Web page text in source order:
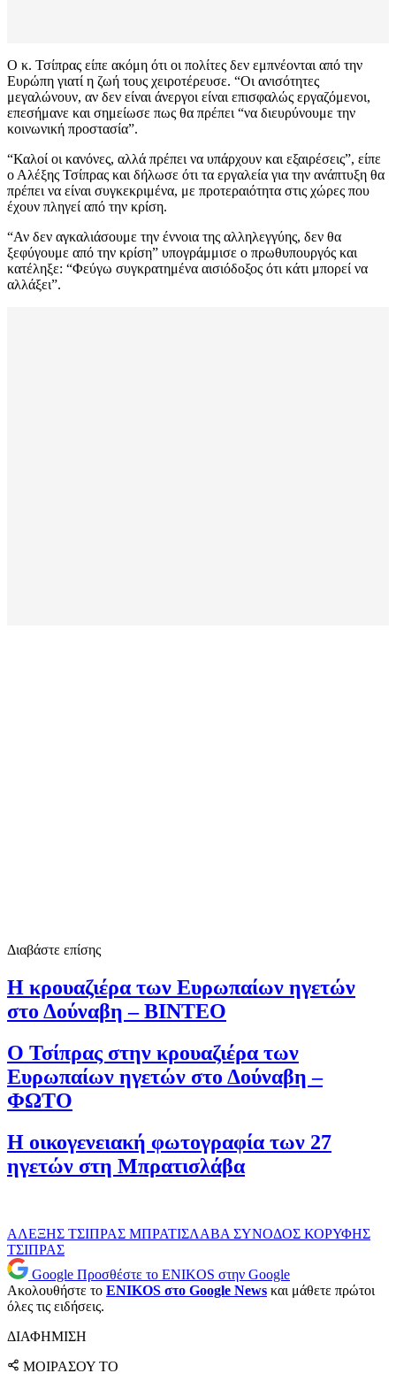
Ο κ. Τσίπρας είπε ακόμη ότι οι πολίτες δεν εμπνέονται από την
Ευρώπη γιατί η ζωή τους χειροτέρευσε. “Οι ανισότητες
μεγαλώνουν, αν δεν είναι άνεργοι είναι επισφαλώς εργαζόμενοι,
επεσήμανε και σημείωσε πως θα πρέπει “να διευρύνουμε την
κοινωνική προστασία”.
“Καλοί οι κανόνες, αλλά πρέπει να υπάρχουν και εξαιρέσεις”, είπε
ο Αλέξης Τσίπρας και δήλωσε ότι τα εργαλεία για την ανάπτυξη θα
πρέπει να είναι συγκεκριμένα, με προτεραιότητα στις χώρες που
έχουν πληγεί από την κρίση.
“Αν δεν αγκαλιάσουμε την έννοια της αλληλεγγύης, δεν θα
ξεφύγουμε από την κρίση” υπογράμμισε ο πρωθυπουργός και
κατέληξε: “Φεύγω συγκρατημένα αισιόδοξος ότι κάτι μπορεί να
αλλάξει”.
Διαβάστε επίσης
Η κρουαζιέρα των Ευρωπαίων ηγετών
στο Δούναβη – ΒΙΝΤΕΟ
Ο Τσίπρας στην κρουαζιέρα των
Ευρωπαίων ηγετών στο Δούναβη –
ΦΩΤΟ
Η οικογενειακή φωτογραφία των 27
ηγετών στη Μπρατισλάβα
ΑΛΕΞΗΣ ΤΣΙΠΡΑΣ ΜΠΡΑΤΙΣΛΑΒΑ ΣΥΝΟΔΟΣ ΚΟΡΥΦΗΣ
ΤΣΙΠΡΑΣ
Google Προσθέστε το ENIKOS στην Google
Ακολουθήστε το ENIKOS στο Google News και μάθετε πρώτοι
όλες τις ειδήσεις.
ΔΙΑΦΗΜΙΣΗ
ΜΟΙΡΑΣΟΥ ΤΟ